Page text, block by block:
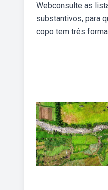
Webconsulte as
substantivos, para
copo tem três